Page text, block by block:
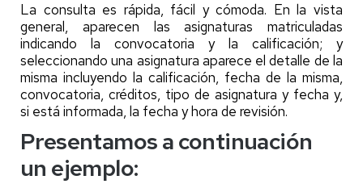
La consulta es rápida, fácil y cómoda. En la vista
general, aparecen las asignaturas matriculadas
indicando la convocatoria y la calificación; y
seleccionando una asignatura aparece el detalle de la
misma incluyendo la calificación, fecha de la misma,
convocatoria, créditos, tipo de asignatura y fecha y,
si está informada, la fecha y hora de revisión.
Presentamos a continuación
un ejemplo: